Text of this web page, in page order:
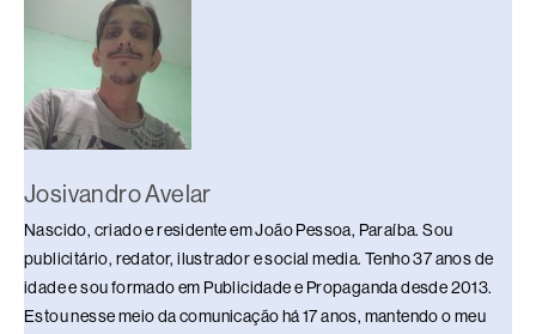
Josivandro Avelar
Nascido, criado e residente em João Pessoa, Paraíba. Sou
publicitário, redator, ilustrador e social media. Tenho 37 anos de
idade e sou formado em Publicidade e Propaganda desde 2013.
Estou nesse meio da comunicação há 17 anos, mantendo o meu